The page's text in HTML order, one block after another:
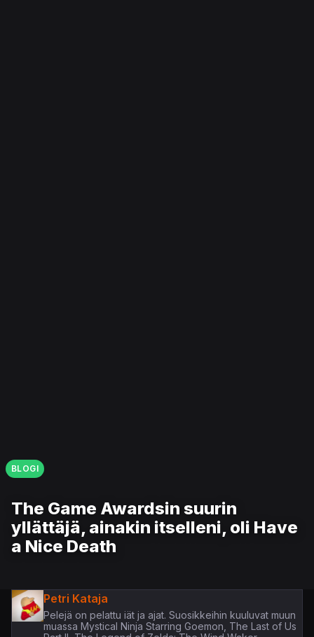
BLOGI
The Game Awardsin suurin
yllättäjä, ainakin itselleni, oli Have
a Nice Death
Petri Kataja
Pelejä on pelattu iät ja ajat. Suosikkeihin kuuluvat muun
muassa Mystical Ninja Starring Goemon, The Last of Us